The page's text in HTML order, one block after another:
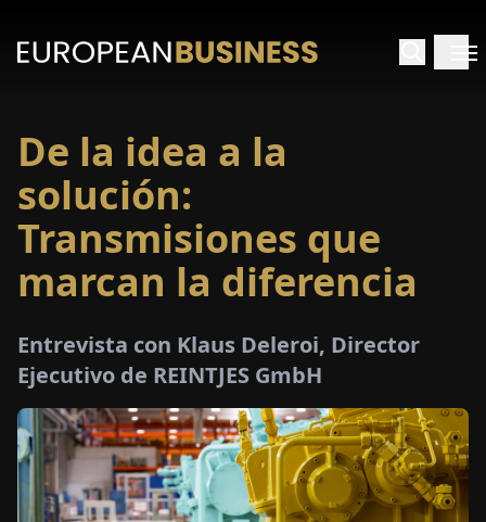
PAPEL
De la idea a la
solución:
Transmisiones que
marcan la diferencia
Entrevista con Klaus Deleroi, Director
Ejecutivo de REINTJES GmbH